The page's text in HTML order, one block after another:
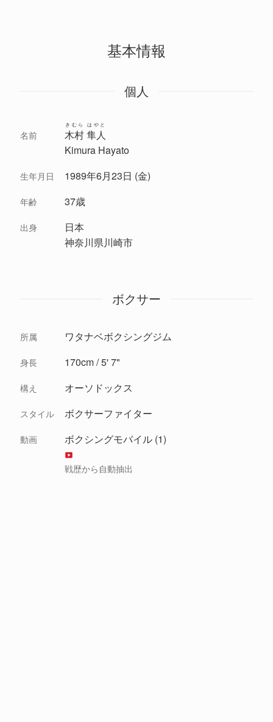
基本情報
個人
名前 木村 隼人
きむら はやと
Kimura Hayato
生年月日 1989年6月23日 (金)
年齢 37歳
出身
日本
神奈川県川崎市
ボクサー
所属 ワタナベボクシングジム
身長 170cm / 5' 7"
構え オーソドックス
スタイル ボクサーファイター
動画 ボクシングモバイル (1)
戦歴から自動抽出